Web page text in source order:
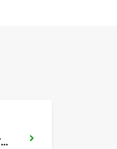
LILLE EUROPE TGV RAILWAY STATION